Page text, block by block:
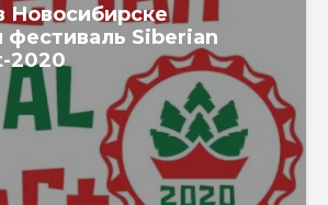
Новосибирске
фестиваль Siberian
2020